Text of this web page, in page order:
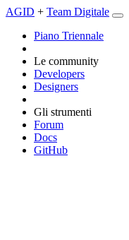
AGID + Team Digitale
Piano Triennale
Le community
Developers
Designers
Gli strumenti
Forum
Docs
GitHub